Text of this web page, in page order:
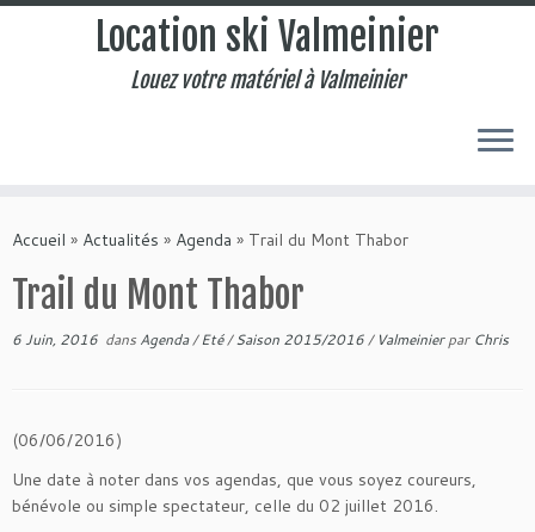
Location ski Valmeinier
Louez votre matériel à Valmeinier
Accueil » Actualités » Agenda » Trail du Mont Thabor
Trail du Mont Thabor
6 Juin, 2016 dans Agenda/Eté/Saison 2015/2016/ Valmeinierpar Chris
(06/06/2016)
Une date à noter dans vos agendas, que vous soyez coureurs,
bénévole ou simple spectateur, celle du 02 juillet 2016.